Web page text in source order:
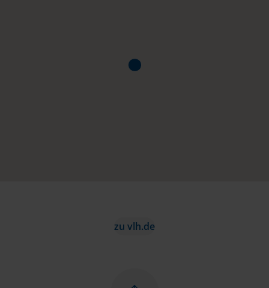
zu vlh.de